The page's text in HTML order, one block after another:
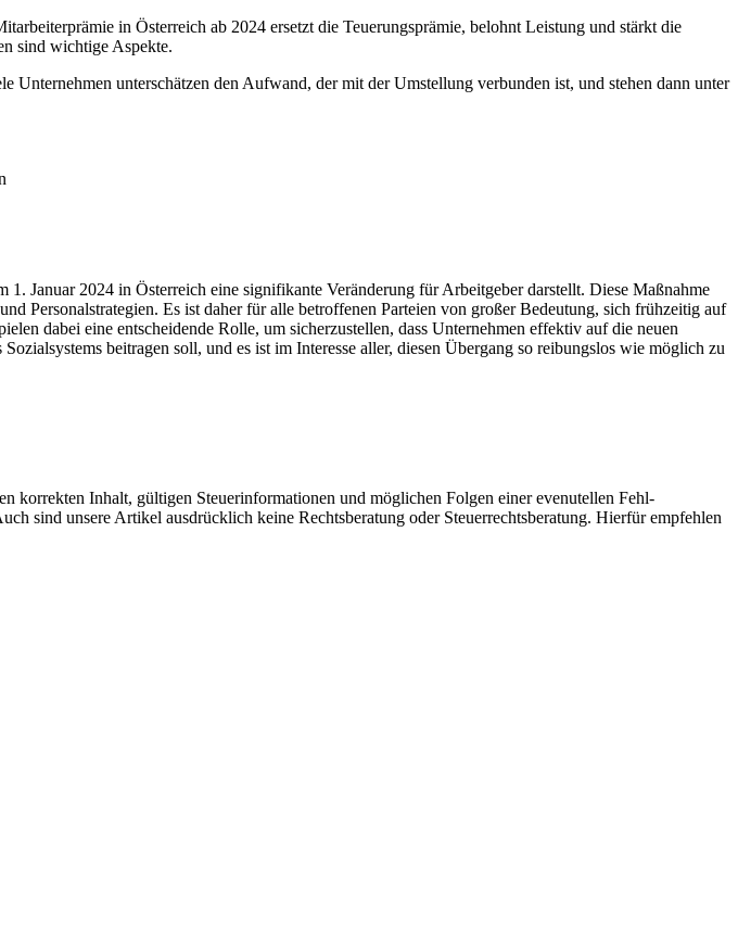
in Österreich ab 2024 ersetzt die Teuerungsprämie, belohnt Leistung und stärkt die
sind wichtige Aspekte.
unterschätzen den Aufwand, der mit der Umstellung verbunden ist, und stehen dann unter
Januar 2024 in Österreich eine signifikante Veränderung für Arbeitgeber darstellt. Diese Maßnahme
Personalstrategien. Es ist daher für alle betroffenen Parteien von großer Bedeutung, sich frühzeitig auf
dabei eine entscheidende Rolle, um sicherzustellen, dass Unternehmen effektiv auf die neuen
beitragen soll, und es ist im Interesse aller, diesen Übergang so reibungslos wie möglich zu
Inhalt, gültigen Steuerinformationen und möglichen Folgen einer evenutellen Fehl-
sind unsere Artikel ausdrücklich keine Rechtsberatung oder Steuerrechtsberatung. Hierfür empfehlen